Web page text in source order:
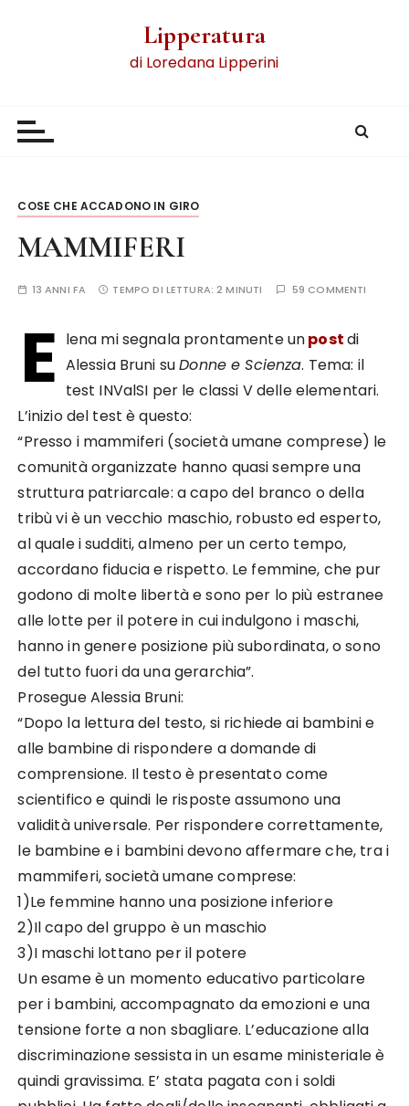
Lipperatura
di Loredana Lipperini
COSE CHE ACCADONO IN GIRO
MAMMIFERI
13 ANNI FA TEMPO DI LETTURA:2 MINUTI 59 COMMENTI
E lena mi segnala prontamente unpostdi
Alessia Bruni suDonne e Scienza. Tema: il
test INValSI per le classi V delle elementari.
L’inizio del test è questo:
“Presso i mammiferi (società umane comprese) le
comunità organizzate hanno quasi sempre una
struttura patriarcale: a capo del branco o della
tribù vi è un vecchio maschio, robusto ed esperto,
al quale i sudditi, almeno per un certo tempo,
accordano fiducia e rispetto. Le femmine, che pur
godono di molte libertà e sono per lo più estranee
alle lotte per il potere in cui indulgono i maschi,
hanno in genere posizione più subordinata, o sono
del tutto fuori da una gerarchia”.
Prosegue Alessia Bruni:
“Dopo la lettura del testo, si richiede ai bambini e
alle bambine di rispondere a domande di
comprensione. Il testo è presentato come
scientifico e quindi le risposte assumono una
validità universale. Per rispondere correttamente,
le bambine e i bambini devono affermare che, tra i
mammiferi, società umane comprese:
1)Le femmine hanno una posizione inferiore
2)Il capo del gruppo è un maschio
3)I maschi lottano per il potere
Un esame è un momento educativo particolare
per i bambini, accompagnato da emozioni e una
tensione forte a non sbagliare. L’educazione alla
discriminazione sessista in un esame ministeriale è
quindi gravissima. E’ stata pagata con i soldi